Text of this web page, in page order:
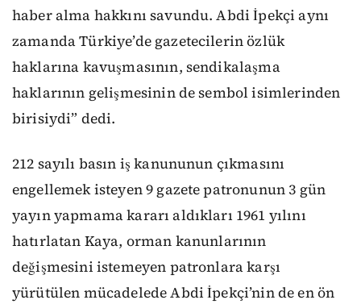
haber alma hakkını savundu. Abdi İpekçi aynı
zamanda Türkiye’de gazetecilerin özlük
haklarına kavuşmasının, sendikalaşma
haklarının gelişmesinin de sembol isimlerinden
birisiydi” dedi.
212 sayılı basın iş kanununun çıkmasını
engellemek isteyen 9 gazete patronunun 3 gün
yayın yapmama kararı aldıkları 1961 yılını
hatırlatan Kaya, orman kanunlarının
değişmesini istemeyen patronlara karşı
yürütülen mücadelede Abdi İpekçi’nin de en ön